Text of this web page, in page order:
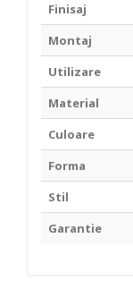
Finisaj
Montaj
Utilizare
Material
Culoare
Forma
Stil
Garantie